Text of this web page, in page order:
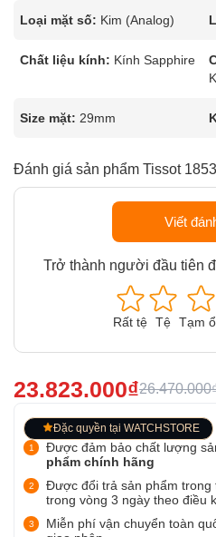
Loại mặt số: Kim (Analog)
Chất liệu kính: Kính Sapphire
Size mặt: 29mm
Đánh giá sản phẩm Tissot
Viết
Trở thành người đầu tiên
Rất tệ Tệ Tạm
23.823.000₫
Đặc quyền tại WATCHSTORE
Được đảm bảo chất lượng
phẩm chính hãng
Được đổi trả sản phẩm
trong vòng 3 ngày theo điều
Miễn phí vận chuyển toàn